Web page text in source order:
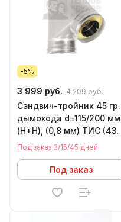
-5%
3 999 руб. 4 209 руб.
Сэндвич-тройник 45 гр.
дымохода d=115/200 мм,
(Н+Н), (0,8 мм) ТИС (430
СТАНДАРТ)
Под заказ 3/15/45 дней
Под заказ